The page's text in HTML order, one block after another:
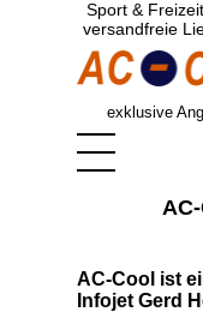
Sport &
versandfreie
exklusive
AC-Cool ist
Infojet Gerd